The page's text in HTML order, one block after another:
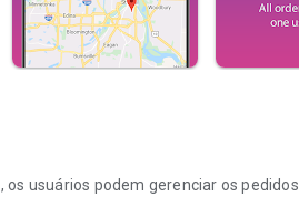
, os usuários podem gerenciar os